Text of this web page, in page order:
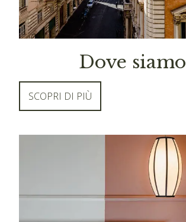
Dove siamo
SCOPRI DI PIÙ